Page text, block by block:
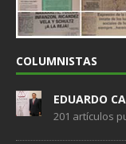
COLUMNISTAS
EDUARDO
201 artículos